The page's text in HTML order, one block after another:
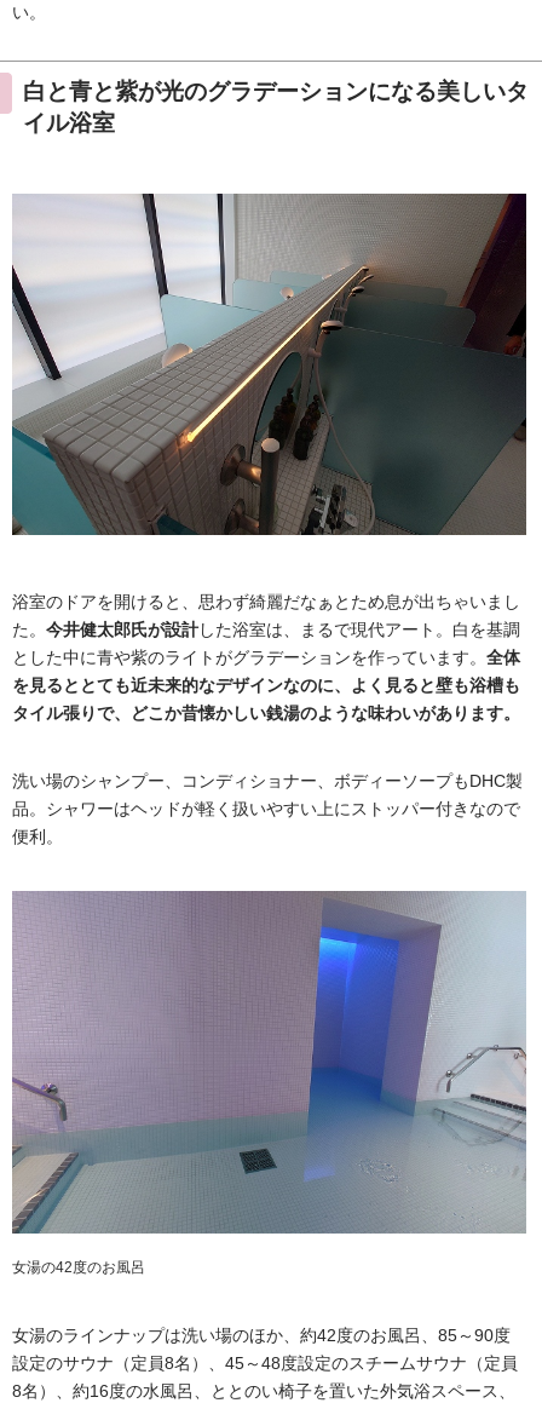
い。
白と青と紫が光のグラデーションになる美しいタ
イル浴室
浴室のドアを開けると、思わず綺麗だなぁとため息が出ちゃいまし
た。 今井健太郎氏が設計した浴室は、まるで現代アート。白を基調
とした中に青や紫のライトがグラデーションを作っています。 全体
を見るととても近未来的なデザインなのに、よく見ると壁も浴槽も
タイル張りで、どこか昔懐かしい銭湯のような味わいがあります。
洗い場のシャンプー、コンディショナー、ボディーソープもDHC製
品。シャワーはヘッドが軽く扱いやすい上にストッパー付きなので
便利。
女湯の42度のお風呂
女湯のラインナップは洗い場のほか、約42度のお風呂、85～90度
設定のサウナ（定員8名）、45～48度設定のスチームサウナ（定員
8名）、約16度の水風呂、ととのい椅子を置いた外気浴スペース、